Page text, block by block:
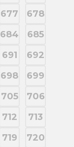
677
678
684
685
691
692
698
699
705
706
712
713
719
720